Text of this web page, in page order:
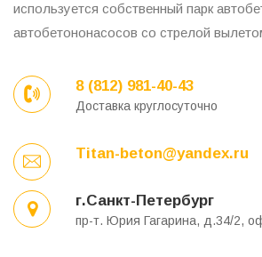
используется собственный парк
автобетононасосов со стрелой
8 (812) 981-40-43
Доставка круглосуточно
Titan-beton@yandex.ru
г.Санкт-Петербург
пр-т. Юрия Гагарина, д.34/2,